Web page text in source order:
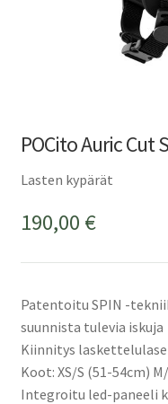
POCito Auric Cut
Lasten kypärät
190,00 €
Patentoitu SPIN -
suunnista tulevia iskuja
Kiinnitys
Koot: XS/S (51-54cm)
Integroitu led-paneeli